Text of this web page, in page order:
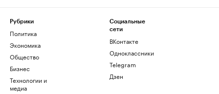
Рубрики
Политика
Экономика
Общество
Бизнес
Технологии и
медиа
Социальные
сети
ВКонтакте
Одноклассники
Telegram
Дзен